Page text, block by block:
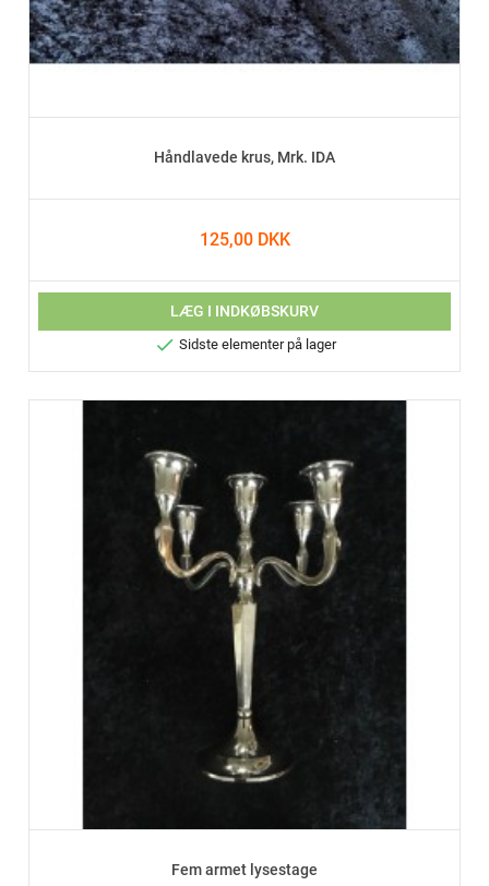
Håndlavede krus, Mrk. IDA
125,00 DKK
LÆG I INDKØBSKURV
 Sidste elementer på lager
Fem armet lysestage